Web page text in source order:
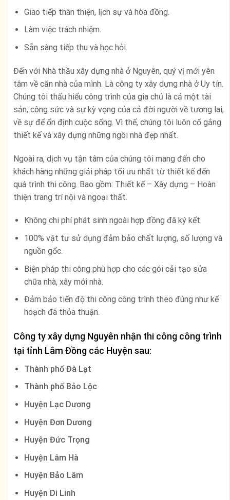
Giao tiếp thân thiện, lịch sự và hòa đồng.
Làm việc trách nhiệm.
Sẵn sàng tiếp thu và học hỏi.
Đến với Nhà thầu xây dựng nhà ở Nguyên, quý vị mới yên
tâm về căn nhà của mình. Là công ty xây dựng nhà ở Uy tín.
Chúng tôi thấu hiểu công trình của gia chủ là cả một tài
sản, công sức và sự kỳ vọng của cả đời người về tương lai,
về sự để ổn định cuộc sống. Vì thế, chúng tôi luôn cố gắng
thiết kế và xây dựng những ngôi nhà đẹp nhất.
Ngoài ra, dịch vụ tận tâm của chúng tôi mang đến cho
khách hàng những giải pháp tối ưu nhất từ thiết kế đến
quá trình thi công. Bao gồm: Thiết kế – Xây dựng – Hoàn
thiện trang trí nội và ngoại thất.
Không chi phí phát sinh ngoài hợp đồng đã ký kết.
100% vật tư sử dụng đảm bảo chất lượng, số lượng và
nguồn gốc.
Biện pháp thi công phù hợp cho các gói cải tạo sửa
chữa nhà, xây mới nhà.
Đảm bảo tiến độ thi công công trình theo đúng như kế
hoạch đã thỏa thuận.
Công ty xây dựng Nguyên nhận thi công công trình
tại tỉnh Lâm Đồng các Huyện sau:
Thành phố Đà Lạt
Thành phố Bảo Lộc
Huyện Lạc Dương
Huyện Đơn Dương
Huyện Đức Trọng
Huyện Lâm Hà
Huyện Bảo Lâm
Huyện Di Linh